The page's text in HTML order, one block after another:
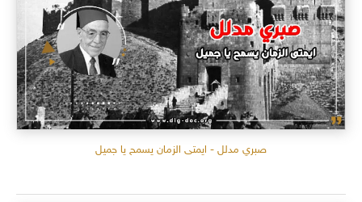
صبري مدلل - ايمتى الزمان يسمح يا جميل